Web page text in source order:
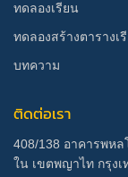
ทดลองเรียน
ทดลองสร้างตารางเ
บทความ
ติดต่อเรา
408/138 อาคารพห
ใน เขตพญาไท กรุง